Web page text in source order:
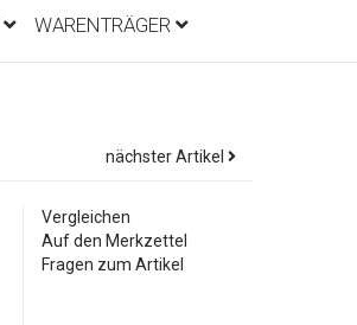
WARENTRÄGER
nächster Artikel
Vergleichen
Auf den Merkzettel
Fragen zum Artikel